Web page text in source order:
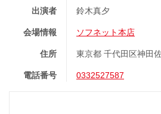
出演者 鈴木真夕
会場情報 ソフネット本店
住所 東京都 千代田区神田
電話番号 0332527587